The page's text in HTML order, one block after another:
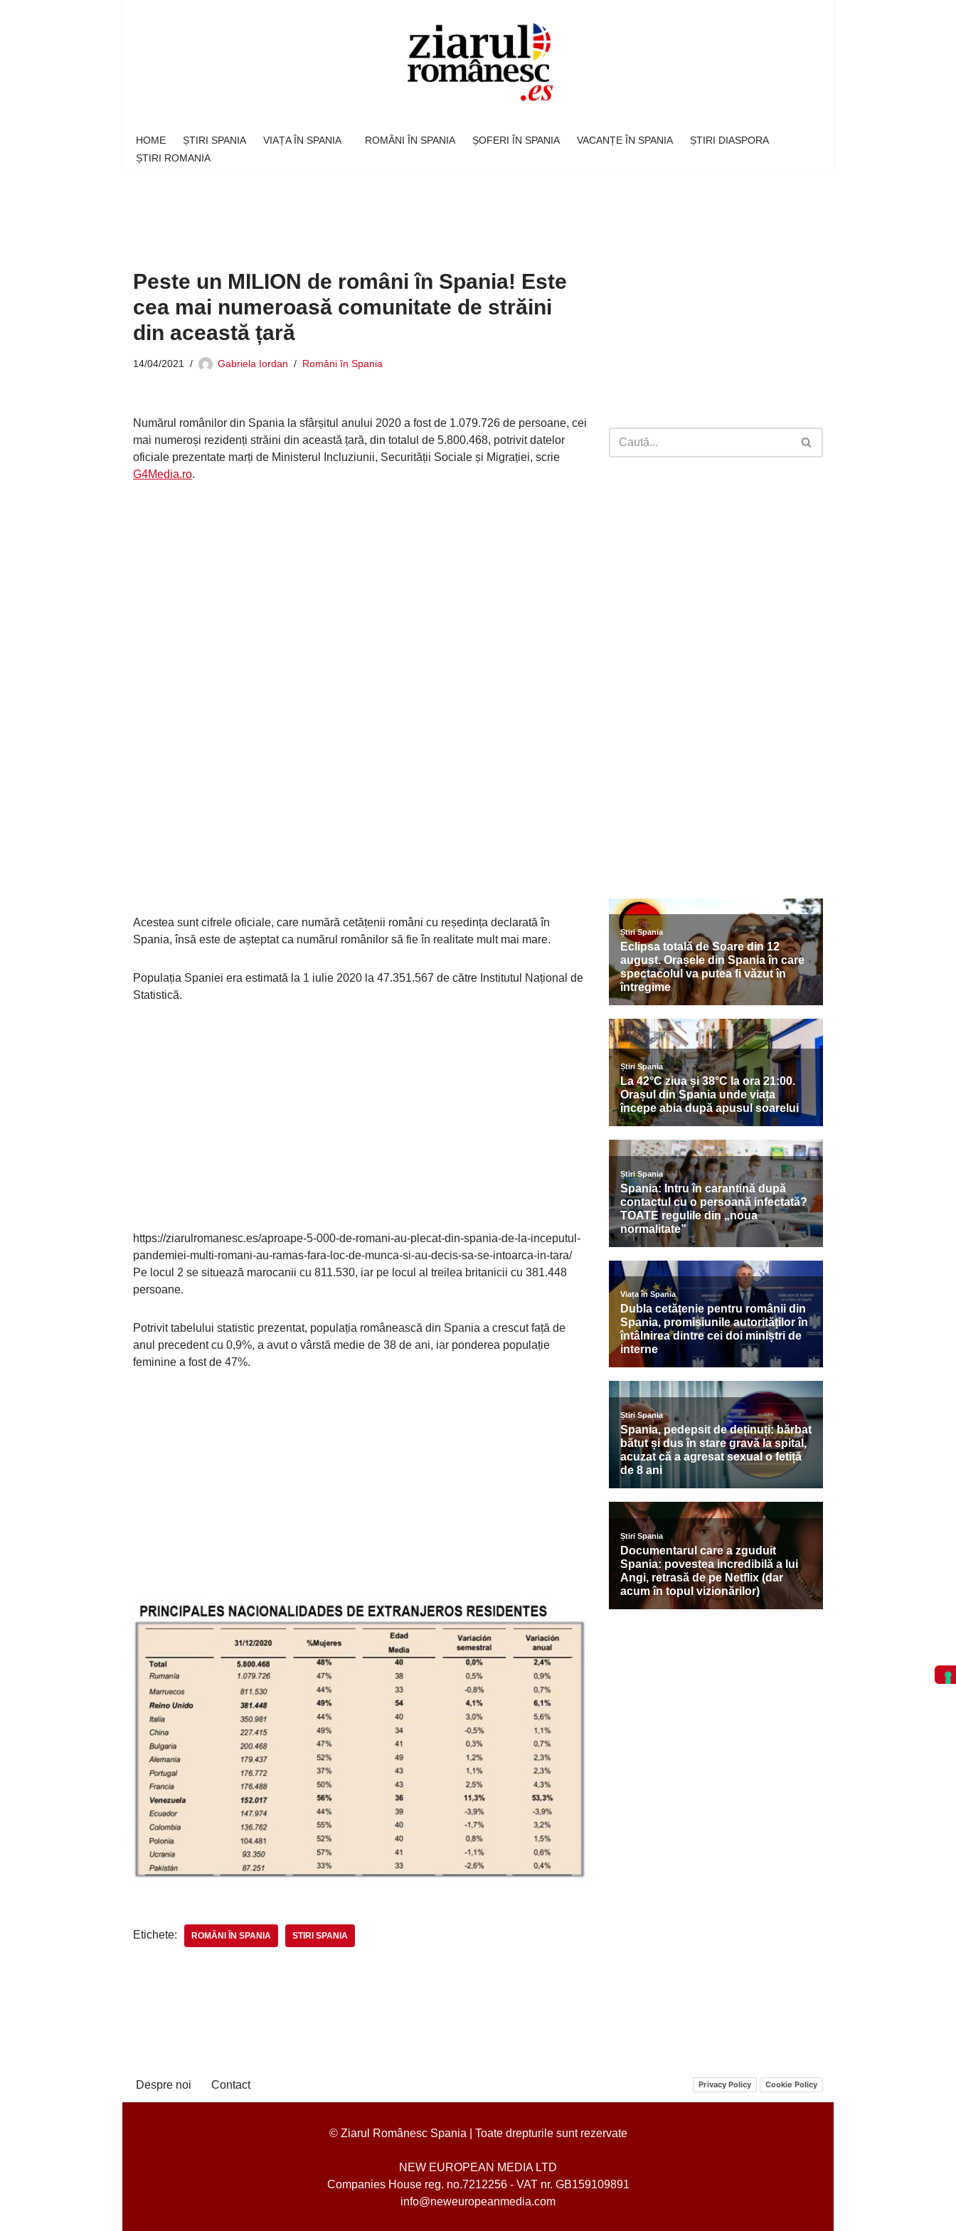
HOME ȘTIRI SPANIA VIAȚA ÎN SPANIA ROMÂNI ÎN SPANIA ȘOFERI ÎN SPANIA VACANȚE ÎN SPANIA
ȘTIRI DIASPORA
ȘTIRI ROMANIA
Peste un MILION de români în Spania! Este
cea mai numeroasă comunitate de străini
din această țară
14/04/2021 Gabriela Iordan Români în Spania
Numărul românilor din Spania la sfârșitul anului 2020 a fost de 1.079.726 de persoane, cei
mai numeroși rezidenți străini din această țară, din totalul de 5.800.468, potrivit datelor
oficiale prezentate marți de Ministerul Incluziunii, Securității Sociale și Migrației, scrie
G4Media.ro.
Acestea sunt cifrele oficiale, care numără cetățenii români cu reședința declarată în
Spania, însă este de așteptat ca numărul românilor să fie în realitate mult mai mare.
Populația Spaniei era estimată la 1 iulie 2020 la 47.351.567 de către Institutul Național de
Statistică.
https://ziarulromanesc.es/aproape-5-000-de-romani-au-plecat-din-spania-de-la-inceputul-
pandemiei-multi-romani-au-ramas-fara-loc-de-munca-si-au-decis-sa-se-intoarca-in-tara/
Pe locul 2 se situează marocanii cu 811.530, iar pe locul al treilea britanicii cu 381.448
persoane.
Potrivit tabelului statistic prezentat, populația românească din Spania a crescut față de
anul precedent cu 0,9%, a avut o vârstă medie de 38 de ani, iar ponderea populație
feminine a fost de 47%.
Etichete: ROMÂNI ÎN SPANIA STIRI SPANIA
Despre noi Contact Privacy Policy Cookie Policy
© Ziarul Românesc Spania | Toate drepturile sunt rezervate
NEW EUROPEAN MEDIA LTD
Companies House reg. no.7212256 - VAT nr. GB159109891
info@neweuropeanmedia.com